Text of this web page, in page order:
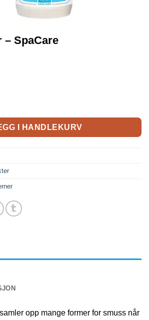
– SpaCare
I HANDLEKURV
opp mange former for smuss når